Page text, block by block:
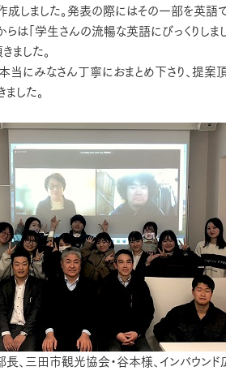
成しました。発表の際にはその一部を英語で
は「学生さんの流暢な英語にびっくりしま
ました。
当にみなさん丁寧におまとめ下さり、提案
ました。
、三田市観光協会・谷本様、インバウン